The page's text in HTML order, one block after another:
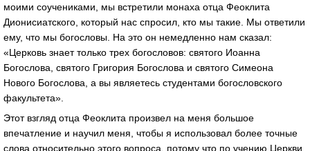
моими соучениками, мы встретили монаха отца Феоклита
Дионисиатского, который нас спросил, кто мы такие. Мы ответили
ему, что мы богословы. На это он немедленно нам сказал:
«Церковь знает только трех богословов: святого Иоанна
Богослова, святого Григория Богослова и святого Симеона
Нового Богослова, а вы являетесь студентами богословского
факультета».
Этот взгляд отца Феоклита произвел на меня большое
впечатление и научил меня, чтобы я использовал более точные
слова относительно этого вопроса, потому что по учению Церкви